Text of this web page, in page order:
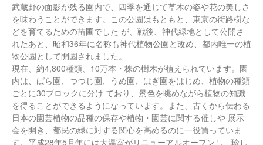
武蔵野の面影が残る園内で、四季を通じて草木の姿や花の美しさ
を味わうことができます。この公園はもともと、東京の街路樹な
どを育てるための苗圃でした が、戦後、神代緑地として公開さ
れたあと、昭和36年に名称も神代植物公園と改め、都内唯一の植
物公園として開園されました。
現在、約4,800種類、10万本・株の樹木が植えられています。園
内は、ばら園、つつじ園、うめ園、はぎ園をはじめ、植物の種類
ごとに30ブロックに分け ており、景色を眺めながら植物の知識
を得ることができるようになっています。また、古くから伝わる
日本の園芸植物の品種の保存や植物・園芸に関する催しや 展示
会を開き、都民の緑に対する関心を高めるのに一役買っていま
す。平成28年5月年には大温室がリニューアルオープンし、珍し